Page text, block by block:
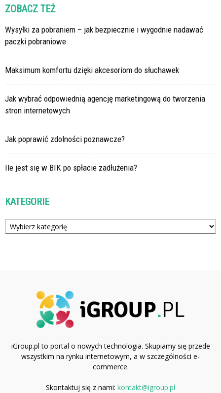
ZOBACZ TEŻ
Wysyłki za pobraniem – jak bezpiecznie i wygodnie nadawać
paczki pobraniowe
Maksimum komfortu dzięki akcesoriom do słuchawek
Jak wybrać odpowiednią agencję marketingową do tworzenia
stron internetowych
Jak poprawić zdolności poznawcze?
Ile jest się w BIK po spłacie zadłużenia?
KATEGORIE
Kategorie
iGroup.pl to portal o nowych technologia. Skupiamy się przede
wszystkim na rynku internetowym, a w szczególności e-
commerce.
Skontaktuj się z nami: kontakt@igroup.pl